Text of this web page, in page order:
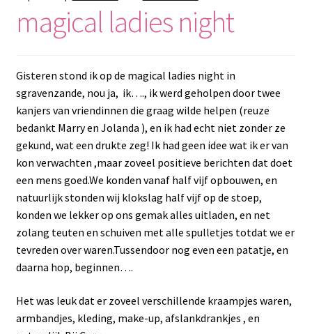
magical ladies night
Gisteren stond ik op de magical ladies night in
sgravenzande, nou ja, ik…., ik werd geholpen door twee
kanjers van vriendinnen die graag wilde helpen (reuze
bedankt Marry en Jolanda ), en ik had echt niet zonder ze
gekund, wat een drukte zeg! Ik had geen idee wat ik er van
kon verwachten ,maar zoveel positieve berichten dat doet
een mens goed.We konden vanaf half vijf opbouwen, en
natuurlijk stonden wij klokslag half vijf op de stoep,
konden we lekker op ons gemak alles uitladen, en net
zolang teuten en schuiven met alle spulletjes totdat we er
tevreden over waren.Tussendoor nog even een patatje, en
daarna hop, beginnen….
Het was leuk dat er zoveel verschillende kraampjes waren,
armbandjes, kleding, make-up, afslankdrankjes , en